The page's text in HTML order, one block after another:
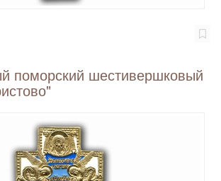
поморский шестивершковый